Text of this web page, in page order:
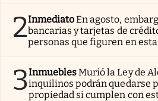
2InmediatoEn agosto,
bancarias y tarjetas de
personas que figuren en
3InmueblesMurió la Ley de
inquilinos podrán quedarse
propiedad si cumplen con